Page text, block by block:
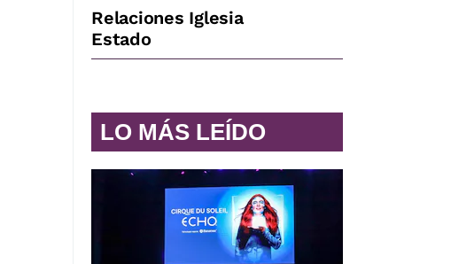
Relaciones Iglesia
Estado
LO MÁS LEÍDO